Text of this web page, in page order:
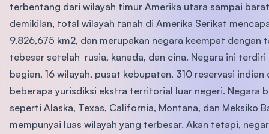
terbentang dari wilayah timur Amerika utara sampai
demikilan, total wilayah tanah di Amerika Serikat
9,826,675 km2, dan merupakan negara keempat dengan
tebesar setelah rusia, kanada, dan cina. Negara ini
bagian, 16 wilayah, pusat kebupaten, 310 reservasi indian
beberapa yurisdiksi ekstra territorial luar negeri. Negara
seperti Alaska, Texas, California, Montana, dan Meksiko
mempunyai luas wilayah yang terbesar. Akan tetapi,